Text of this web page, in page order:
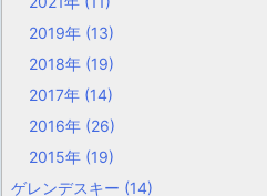
2019年 (13)
2018年 (19)
2017年 (14)
2016年 (26)
2015年 (19)
ゲレンデスキー (14)